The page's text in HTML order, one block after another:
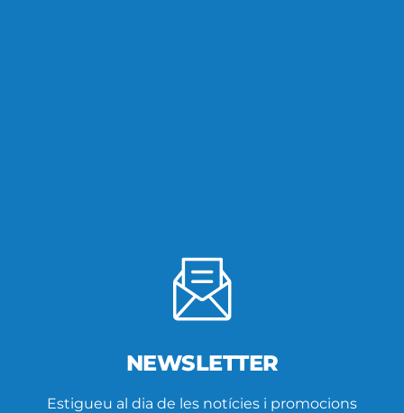
NEWSLETTER
Estigueu al dia de les notícies i promocions